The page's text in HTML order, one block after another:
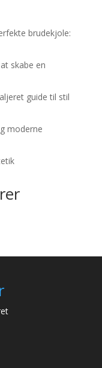
brudekjole:
skabe en
guide til stil
moderne